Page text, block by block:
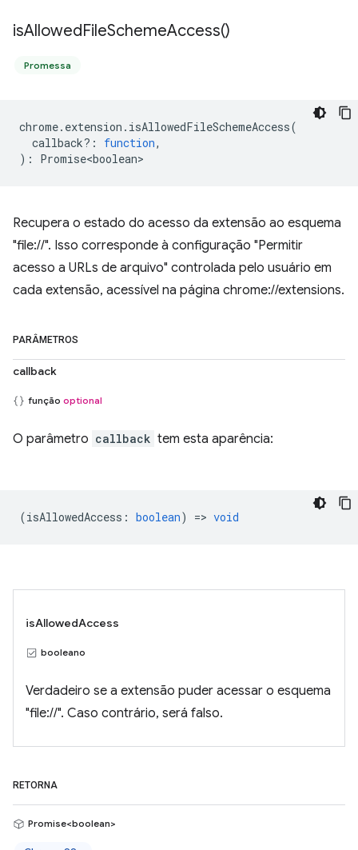
isAllowedFileSchemeAccess()
Promessa
chrome. extension . isAllowedFileSchemeAccess(
callback? : function,
) : Promise<boolean>
Recupera o estado do acesso da extensão ao esquema
"file://". Isso corresponde à configuração "Permitir
acesso a URLs de arquivo" controlada pelo usuário em
cada extensão, acessível na página chrome://extensions.
PARÂMETROS
callback
função optional
O parâmetro callback tem esta aparência:
(isAllowedAccess : boolean) => void
isAllowedAccess
booleano
Verdadeiro se a extensão puder acessar o esquema
"file://". Caso contrário, será falso.
RETORNA
Promise<boolean>